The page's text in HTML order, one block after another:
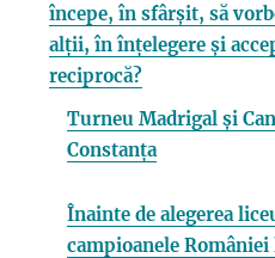
începe, în sfârșit, să
alții, în înțelegere și
reciprocă?
Turneu Madrigal și
Constanța
Înainte de alegerea
campioanele